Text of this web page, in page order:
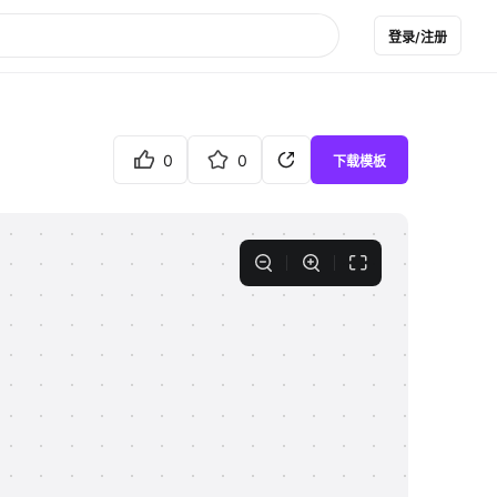
登录/注册
0 0 下载模板